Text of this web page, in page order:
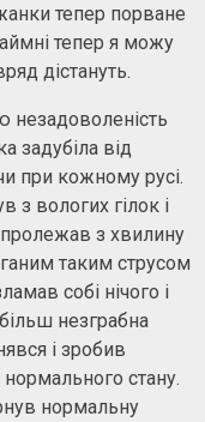
тепер порване
тепер я можу
дістануть.
незадоволеність
задубіла від
при кожному русі.
з вологих гілок і
пролежав з хвилину
таким струсом
собі нічого і
незграбна
і зробив
стану.
нормальну